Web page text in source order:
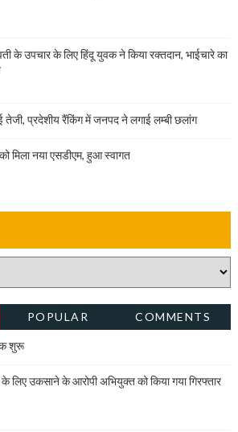
के उपचार के लिए हिंदू युवक ने किया रक्तदान, भाईचारे का
तेजी, प्रदेशीय रैंकिंग में जनपद ने लगाई लम्बी छलांग
मिला नया एसडीएम, हुआ स्वागत
POPULAR COMMENTS
शुरू
लिए उकसाने के आरोपी अभियुक्त को किया गया गिरफ्तार